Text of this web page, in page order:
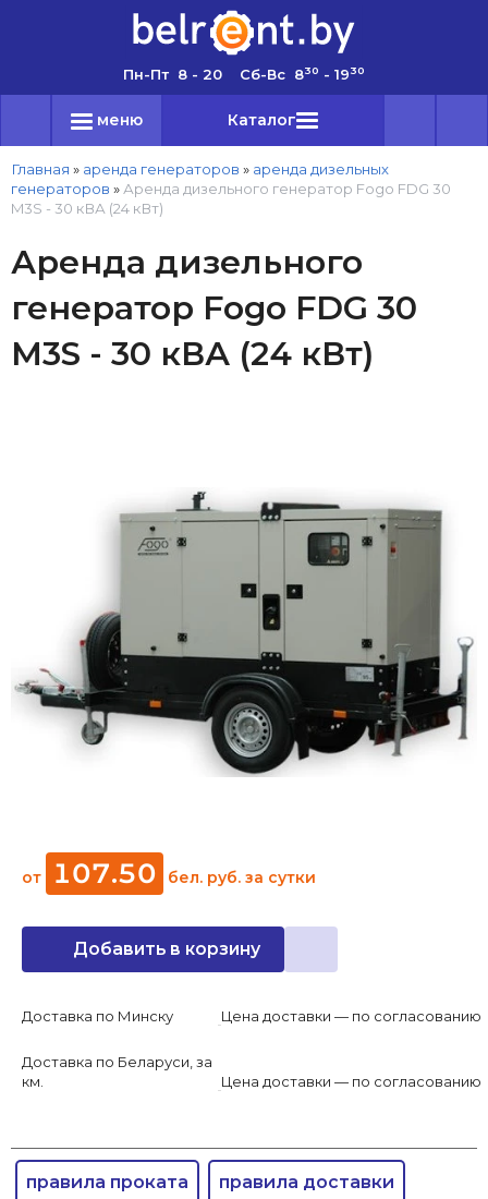
Пн-Пт 8 - 20 Сб-Вс 830 - 1930
меню Каталог
Главная » аренда генераторов » аренда дизельных
генераторов » Аренда дизельного генератор Fogo FDG 30
M3S - 30 кВА (24 кВт)
Аренда дизельного
генератор Fogo FDG 30
M3S - 30 кВА (24 кВт)
от 107.50 бел. руб. за сутки
Добавить в корзину
Доставка по Минску Цена доставки — по согласованию
Доставка по Беларуси, за
км.
Цена доставки — по согласованию
правила проката правила доставки